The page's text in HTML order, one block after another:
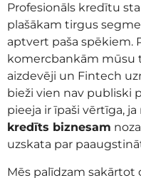
Profesionāls kredītu
plašākam tirgus
aptvert paša spēkiem.
komercbankām mūsu
aizdevēji un Fintech
bieži vien nav publiski
pieeja ir īpaši vērtīga,
kredīts biznesam
uzskata par
Mēs palīdzam